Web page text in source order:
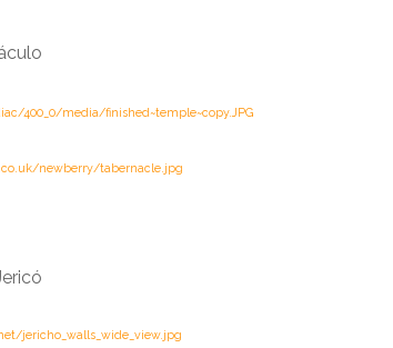
400_0/media/finished~temple~copy.JPG
newberry/tabernacle.jpg
jericho_walls_wide_view.jpg